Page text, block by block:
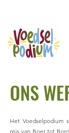
ONS
Het Voedselpodium
reis van Boer tot